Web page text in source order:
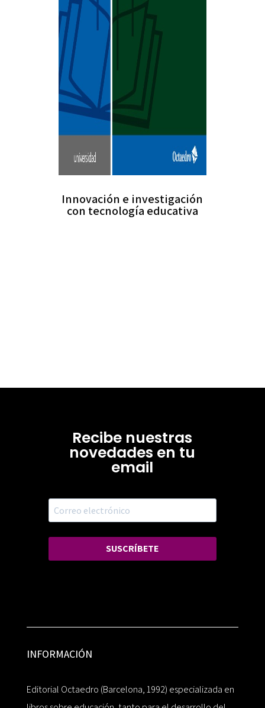
Innovación e investigación
con tecnología educativa
Recibe nuestras
novedades en tu
email
SUSCRÍBETE
INFORMACIÓN
Editorial Octaedro (Barcelona, 1992) especializada en